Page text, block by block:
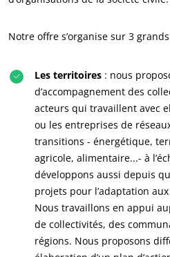
Notre offre s’organise sur 3
Les territoires : nous
d’accompagnement des
acteurs qui travaillent avec
ou les entreprises de
transitions - énergétique,
agricole, alimentaire...- à
développons aussi depuis
projets pour l’adaptation
Nous travaillons en appui
de collectivités, des
régions. Nous proposons